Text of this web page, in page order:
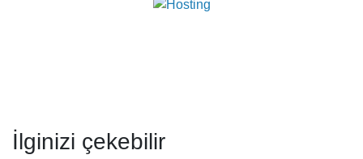
İlginizi çekebilir